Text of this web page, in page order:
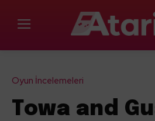
Oyun İncelemeleri
Towa and